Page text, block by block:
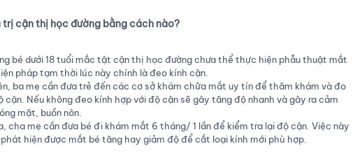
trị cận thị học đường bằng cách nào?
bé dưới 18 tuổi mắc tật cận thị học đường chưa thể thực hiện phẫu thuật mắt
pháp tạm thời lúc này chính là đeo kính cận.
ba mẹ cần đưa trẻ đến các cơ sở khám chữa mắt uy tín để thăm khám và đo
cận. Nếu không đeo kính hợp với độ cận sẽ gây tăng độ nhanh và gây ra cảm
mặt, buồn nôn.
cha mẹ cần đưa bé đi khám mắt 6 tháng/ 1 lần để kiểm tra lại độ cận. Việc này
hiện được mắt bé tăng hay giảm độ để cắt loại kính mới phù hợp.